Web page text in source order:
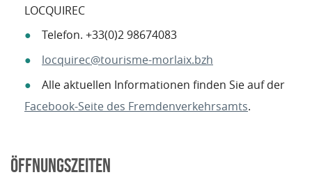
LOCQUIREC
Telefon. +33(0)2 98674083
locquirec@tourisme-morlaix.bzh
Alle aktuellen Informationen finden Sie auf der
Facebook-Seite des Fremdenverkehrsamts.
ÖFFNUNGSZEITEN